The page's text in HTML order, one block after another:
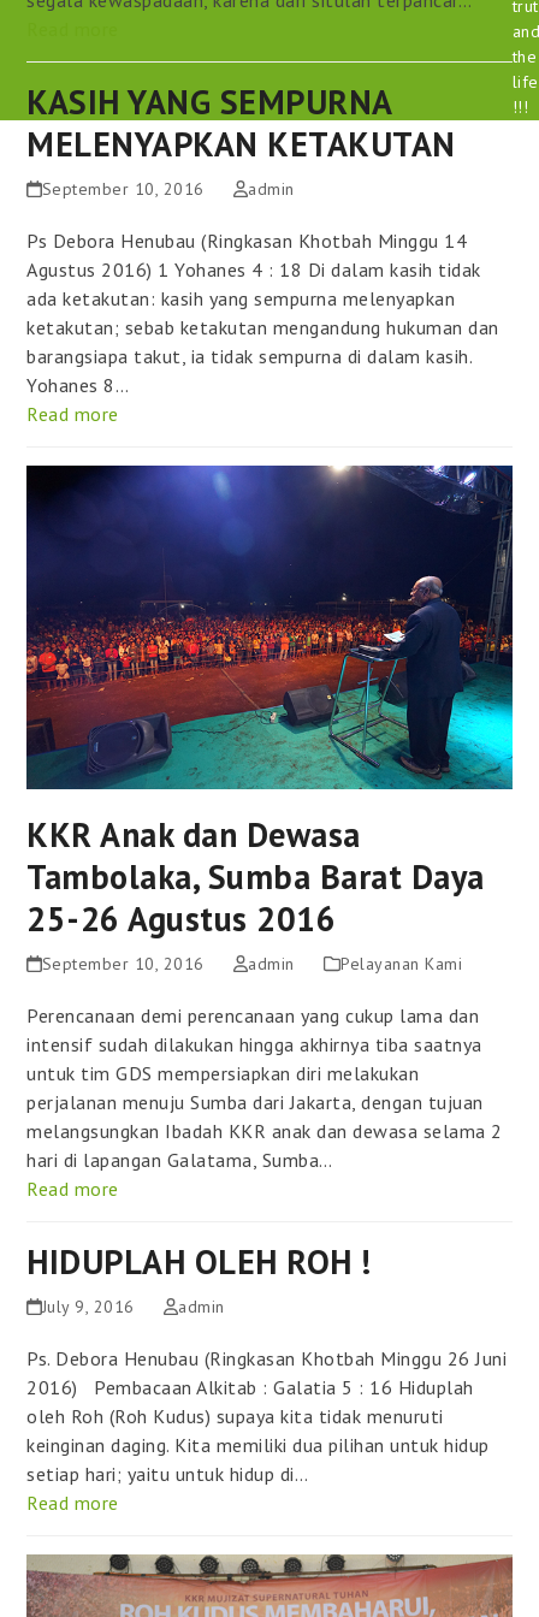
KASIH YANG SEMPURNA
MELENYAPKAN KETAKUTAN
September 10, 2016 admin
Ps Debora Henubau (Ringkasan Khotbah Minggu 14
Agustus 2016) 1 Yohanes 4 : 18 Di dalam kasih tidak
ada ketakutan: kasih yang sempurna melenyapkan
ketakutan; sebab ketakutan mengandung hukuman dan
barangsiapa takut, ia tidak sempurna di dalam kasih.
Yohanes 8…
Read more
KKR Anak dan Dewasa
Tambolaka, Sumba Barat Daya
25-26 Agustus 2016
September 10, 2016 admin Pelayanan Kami
Perencanaan demi perencanaan yang cukup lama dan
intensif sudah dilakukan hingga akhirnya tiba saatnya
untuk tim GDS mempersiapkan diri melakukan
perjalanan menuju Sumba dari Jakarta, dengan tujuan
melangsungkan Ibadah KKR anak dan dewasa selama 2
hari di lapangan Galatama, Sumba…
Read more
HIDUPLAH OLEH ROH !
July 9, 2016 admin
Ps. Debora Henubau (Ringkasan Khotbah Minggu 26 Juni
2016) Pembacaan Alkitab : Galatia 5 : 16 Hiduplah
oleh Roh (Roh Kudus) supaya kita tidak menuruti
keinginan daging. Kita memiliki dua pilihan untuk hidup
setiap hari; yaitu untuk hidup di…
Read more
the
life
!!!